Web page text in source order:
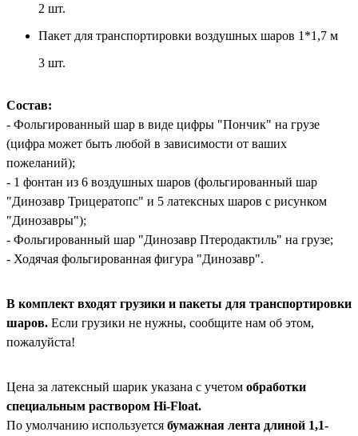
2 шт.
Пакет для транспортировки воздушных шаров 1*1,7 м
3 шт.
Состав:
- Фольгированный шар в виде цифры "Пончик" на грузе
(цифра может быть любой в зависимости от ваших
пожеланий);
- 1 фонтан из 6 воздушных шаров (фольгированный шар
"Динозавр Трицератопс" и 5 латексных шаров с рисунком
"Динозавры");
- Фольгированный шар "Динозавр Птеродактиль" на грузе;
- Ходячая фольгированная фигура "Динозавр".
В комплект входят грузики и пакеты для транспортировки
шаров. Если грузики не нужны, сообщите нам об этом,
пожалуйста!
Цена за латексный шарик указана с учетом обработки
специальным раствором Hi-Float.
По умолчанию используется бумажная лента длиной 1,1-